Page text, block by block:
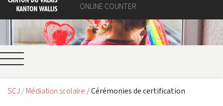
ONLINE COUNTER
SCJ Médiation scolaire Cérémonies de certification